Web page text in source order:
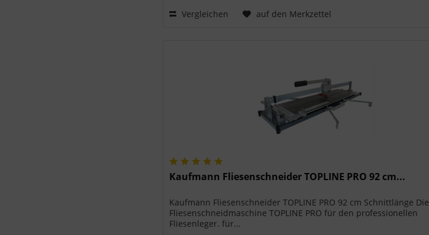
Vergleichen auf den Merkzettel
Kaufmann Fliesenschneider TOPLINE PRO 92 cm...
Kaufmann Fliesenschneider TOPLINE PRO 92 cm Schnittlänge Die
Fliesenschneidmaschine TOPLINE PRO für den professionellen
Fliesenleger. für...